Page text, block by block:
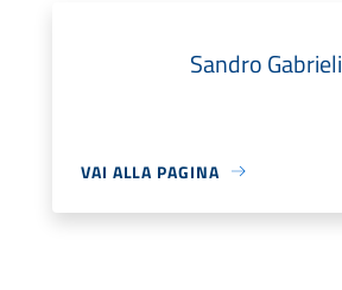
Sandro Gabrieli
VAI ALLA PAGINA